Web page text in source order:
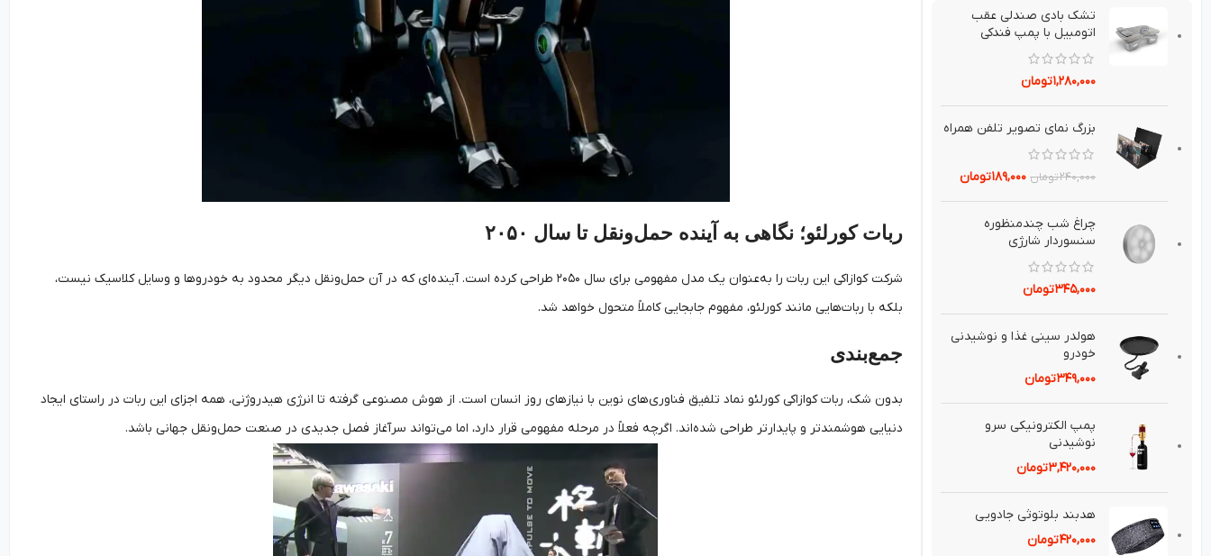
تشك بادي صندلي عقب
اتومبيل با پمپ فندکی
۱,۲۸۰,۰۰۰تومان
بزرگ نماي تصوير تلفن همراه
۲۴۰,۰۰۰تومان ۱۸۹,۰۰۰تومان
چراغ شب چندمنظوره
سنسوردار شارژي
۳۴۵,۰۰۰تومان
هولدر سيني غذا و نوشيدني
خودرو
۳۴۹,۰۰۰تومان
پمپ الكترونيكی سرو
نوشيدنی
۳,۴۲۰,۰۰۰تومان
هدبند بلوتوثی جادويی
۴۲۰,۰۰۰تومان
ربات کورلئو؛ نگاهی به آینده حمل‌ونقل تا سال ۲۰۵۰
شرکت کوازاکی این ربات را به‌عنوان یک مدل مفهومی برای سال ۲۰۵۰ طراحی کرده است. آینده‌ای که در آن حمل‌ونقل دیگر محدود به خودروها و وسایل کلاسیک نیست،
بلکه با ربات‌هایی مانند کورلئو، مفهوم جابجایی کاملاً متحول خواهد شد.
جمع‌بندی
بدون شک، ربات کوازاکی کورلئو نماد تلفیق فناوری‌های نوین با نیازهای روز انسان است. از هوش مصنوعی گرفته تا انرژی هیدروژنی، همه اجزای این ربات در راستای ایجاد
دنیایی هوشمندتر و پایدارتر طراحی شده‌اند. اگرچه فعلاً در مرحله مفهومی قرار دارد، اما می‌تواند سرآغاز فصل جدیدی در صنعت حمل‌ونقل جهانی باشد.